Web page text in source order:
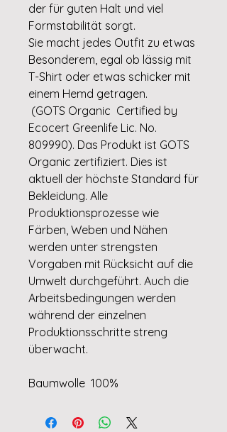
der für guten Halt und viel
Formstabilität sorgt.
Sie macht jedes Outfit zu etwas
Besonderem, egal ob lässig mit
T-Shirt oder etwas schicker mit
einem Hemd getragen.
(GOTS Organic Certified by
Ecocert Greenlife Lic. No.
809990). Das Produkt ist GOTS
Organic zertifiziert. Dies ist
aktuell der höchste Standard für
Bekleidung. Alle
Produktionsprozesse wie
Färben, Weben und Nähen
werden unter strengsten
Vorgaben mit Rücksicht auf die
Umwelt durchgeführt. Auch die
Arbeitsbedingungen werden
während der einzelnen
Produktionsschritte streng
überwacht.
Baumwolle 100%